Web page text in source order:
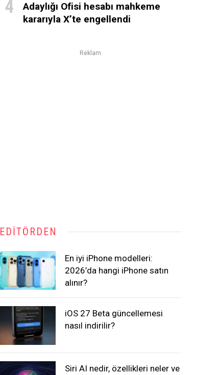
Adaylığı Ofisi hesabı mahkeme
kararıyla X’te engellendi
Reklam
EDITÖRDEN
En iyi iPhone modelleri:
2026’da hangi iPhone satın
alınır?
iOS 27 Beta güncellemesi
nasıl indirilir?
Siri AI nedir, özellikleri neler ve